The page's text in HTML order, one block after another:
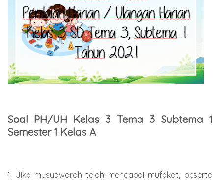
Soal PH/UH Kelas 3 Tema 3 Subtema 1
Semester 1 Kelas A
1. Jika musyawarah telah mencapai mufakat, peserta